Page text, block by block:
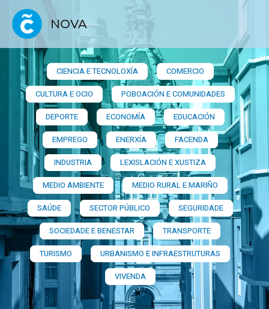
NOVA
CIENCIA E TECNOLOXÍA
COMERCIO
CULTURA E OCIO
POBOACIÓN E COMUNIDADES
DEPORTE
ECONOMÍA
EDUCACIÓN
EMPREGO
ENERXÍA
FACENDA
INDUSTRIA
LEXISLACIÓN E XUSTIZA
MEDIO AMBIENTE
MEDIO RURAL E MARIÑO
SAÚDE
SECTOR PÚBLICO
SEGURIDADE
SOCIEDADE E BENESTAR
TRANSPORTE
TURISMO
URBANISMO E INFRAESTRUTURAS
VIVENDA